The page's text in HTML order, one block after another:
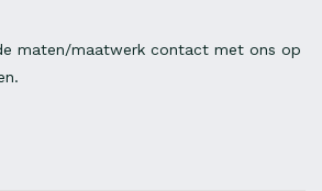
maten/maatwerk contact met ons op